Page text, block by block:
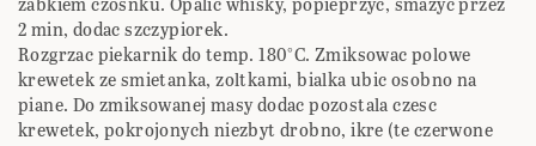
2 min, dodac szczypiorek.
Rozgrzac piekarnik do temp. 180°C. Zmiksowac polowe
krewetek ze smietanka, zoltkami, bialka ubic osobno na
piane. Do zmiksowanej masy dodac pozostala czesc
krewetek, pokrojonych niezbyt drobno, ikre (te czerwone